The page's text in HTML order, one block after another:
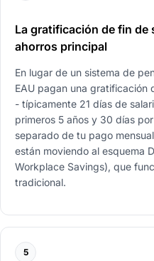
La gratificación de fin de
ahorros principal
En lugar de un sistema de
EAU pagan una gratificación
- típicamente 21 días de
primeros 5 años y 30 días
separado de tu pago
están moviendo al esquema
Workplace Savings), que
tradicional.
5